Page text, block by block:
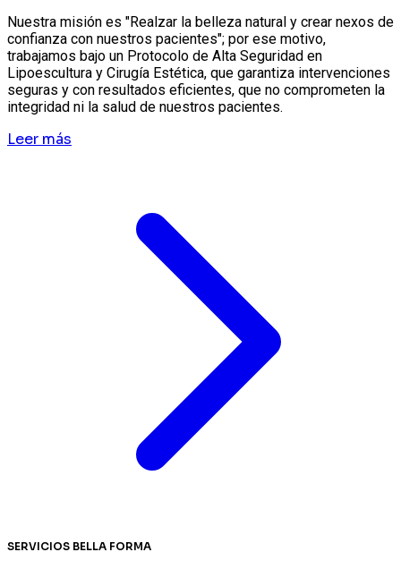
Nuestra misión es "Realzar la belleza natural y crear nexos de
confianza con nuestros pacientes"; por ese motivo,
trabajamos bajo un Protocolo de Alta Seguridad en
Lipoescultura y Cirugía Estética, que garantiza intervenciones
seguras y con resultados eficientes, que no comprometen la
integridad ni la salud de nuestros pacientes.
Leer más
SERVICIOS BELLA FORMA